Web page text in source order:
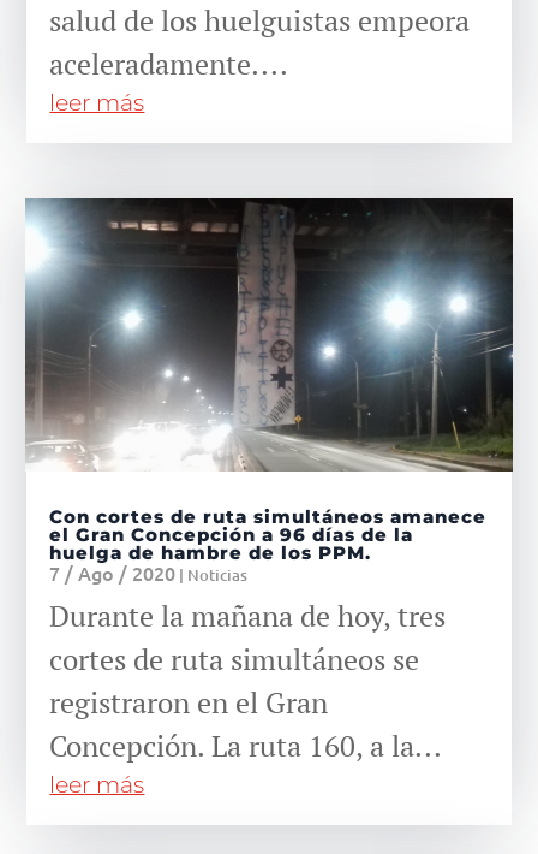
salud de los huelguistas empeora
aceleradamente....
leer más
Con cortes de ruta simultáneos amanece
el Gran Concepción a 96 días de la
huelga de hambre de los PPM.
7 / Ago / 2020 | Noticias
Durante la mañana de hoy, tres
cortes de ruta simultáneos se
registraron en el Gran
Concepción. La ruta 160, a la...
leer más